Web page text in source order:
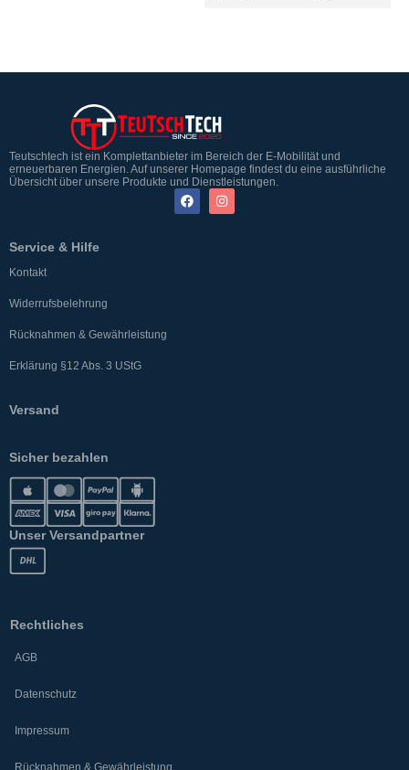
Teutschtech ist ein Komplettanbieter im Bereich der E-Mobilität und
erneuerbaren Energien. Auf unserer Homepage findest du eine ausführliche
Übersicht über unsere Produkte und Dienstleistungen.
Service & Hilfe
Kontakt
Widerrufsbelehrung
Rücknahmen & Gewährleistung
Erklärung §12 Abs. 3 UStG
Versand
Sicher bezahlen
Unser Versandpartner
Rechtliches
AGB
Datenschutz
Impressum
Rücknahmen & Gewährleistung